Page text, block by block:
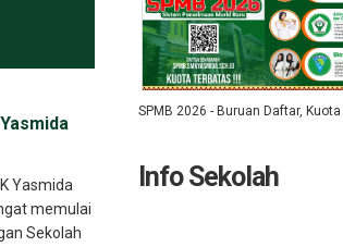
Yasmida
memulai
Sekolah
SPMB 2026 - Buruan Daftar,
Info Sekolah